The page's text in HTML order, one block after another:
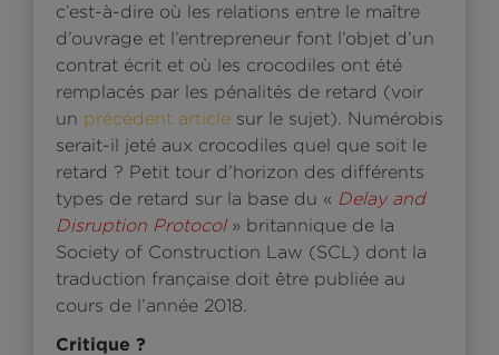
c’est-à-dire où les relations entre le maître
d’ouvrage et l’entrepreneur font l’objet d’un
contrat écrit et où les crocodiles ont été
remplacés par les pénalités de retard (voir
un précédent article sur le sujet). Numérobis
serait-il jeté aux crocodiles quel que soit le
retard ? Petit tour d’horizon des différents
types de retard sur la base du « Delay and
Disruption Protocol» britannique de la
Society of Construction Law (SCL) dont la
traduction française doit être publiée au
cours de l’année 2018.
Critique ?